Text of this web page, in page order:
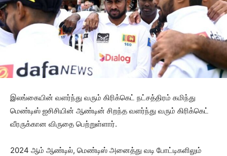
இலங்கையின் வளர்ந்து வரும் கிரிக்கெட் நட்சத்திரம் கமிந்து
மெண்டிஸ் ஐசிசியின் ஆண்டின் சிறந்த வளர்ந்து வரும் கிரிக்கெட்
வீரருக்கான விருதை பெற்றுள்ளார்.
2024 ஆம் ஆண்டில், மெண்டிஸ் அனைத்து வடி போட்டிகளிலும்